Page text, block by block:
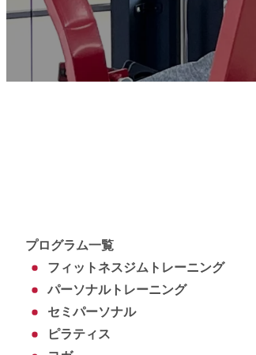
プログラム一覧
フィットネスジムトレーニング
パーソナルトレーニング
セミパーソナル
ピラティス